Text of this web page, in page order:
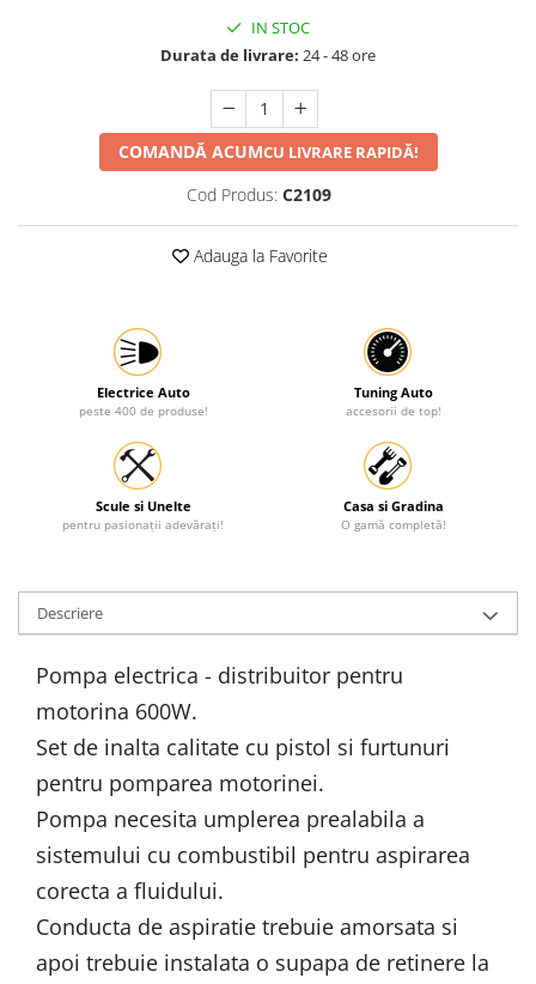
IN STOC
Durata de livrare: 24 - 48 ore
COMANDĂ ACUMCU LIVRARE RAPIDĂ!
Cod Produs: C2109
Adauga la Favorite
Electrice Auto
peste 400 de produse!
Tuning Auto
accesorii de top!
Scule si Unelte
pentru pasionații adevărați!
Casa si Gradina
O gamă completă!
Descriere
Pompa electrica - distribuitor pentru
motorina 600W.
Set de inalta calitate cu pistol si furtunuri
pentru pomparea motorinei.
Pompa necesita umplerea prealabila a
sistemului cu combustibil pentru aspirarea
corecta a fluidului.
Conducta de aspiratie trebuie amorsata si
apoi trebuie instalata o supapa de retinere la